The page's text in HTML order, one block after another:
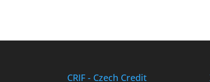
CRIF - Czech Credit